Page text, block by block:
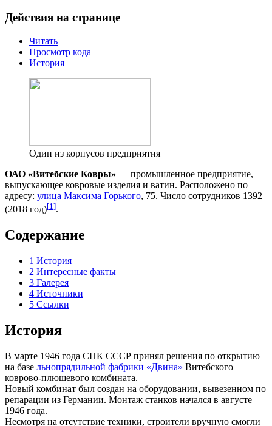
Действия на странице
Читать
Просмотр кода
История
Один из корпусов предприятия
ОАО «Витебские Ковры» — промышленное предприятие,
выпускающее ковровые изделия и ватин. Расположено по
адресу: улица Максима Горького, 75. Число сотрудников 1392
(2018 год)[1].
Содержание
1 История
2 Интересные факты
3 Галерея
4 Источники
5 Ссылки
История
В марте 1946 года СНК СССР принял решения по открытию
на базе льнопрядильной фабрики «Двина» Витебского
коврово-плюшевого комбината.
Новый комбинат был создан на оборудовании, вывезенном по
репарации из Германии. Монтаж станков начался в августе
1946 года.
Несмотря на отсутствие техники, строители вручную смогли